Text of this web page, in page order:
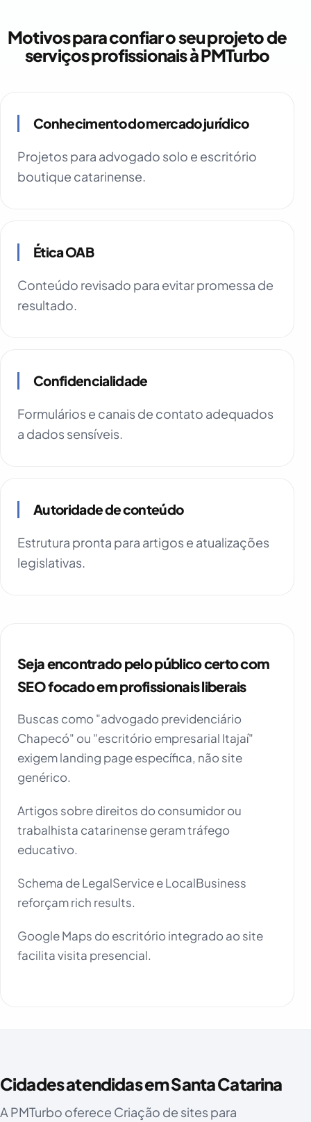
Motivos para confiar o seu projeto de
serviços profissionais à PMTurbo
Conhecimento do mercado jurídico
Projetos para advogado solo e escritório
boutique catarinense.
Ética OAB
Conteúdo revisado para evitar promessa de
resultado.
Confidencialidade
Formulários e canais de contato adequados
a dados sensíveis.
Autoridade de conteúdo
Estrutura pronta para artigos e atualizações
legislativas.
Seja encontrado pelo público certo com
SEO focado em profissionais liberais
Buscas como "advogado previdenciário
Chapecó" ou "escritório empresarial Itajaí"
exigem landing page específica, não site
genérico.
Artigos sobre direitos do consumidor ou
trabalhista catarinense geram tráfego
educativo.
Schema de LegalService e LocalBusiness
reforçam rich results.
Google Maps do escritório integrado ao site
facilita visita presencial.
Cidades atendidas em Santa Catarina
A PMTurbo oferece Criação de sites para